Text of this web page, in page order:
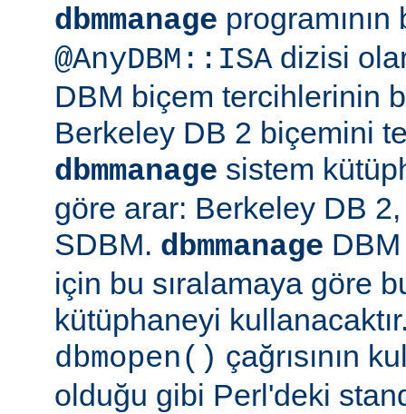
dbmmanage programının
@AnyDBM::ISA dizisi
DBM biçem tercihlerinin
Berkeley DB 2 biçemini
dbmmanage sistem
göre arar: Berkeley DB
SDBM. dbmmanage
için bu sıralamaya göre
kütüphaneyi
dbmopen() çağrısının
olduğu gibi Perl'deki